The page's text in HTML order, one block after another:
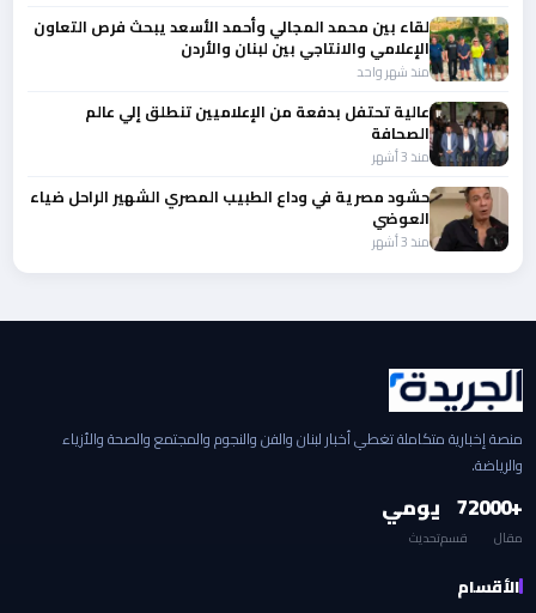
لقاء بين محمد المجالي وأحمد الأسعد يبحث فرص التعاون
الإعلامي والانتاجي بين لبنان والأردن
منذ شهر واحد
عالية تحتفل بدفعة من الإعلاميين تنطلق إلي عالم
الصحافة
منذ 3 أشهر
حشود مصرية في وداع الطبيب المصري الشهير الراحل ضياء
العوضي
منذ 3 أشهر
منصة إخبارية متكاملة تغطي أخبار لبنان والفن والنجوم والمجتمع والصحة والأزياء
والرياضة.
+2000
مقال
7
قسم
يومي
تحديث
الأقسام